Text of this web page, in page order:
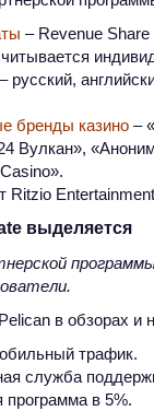
– Revenue
– русский,
бренды казино –
Вулкан»,
Ritzio
выделяется
в обзорах и
трафик.
служба
в 5%.